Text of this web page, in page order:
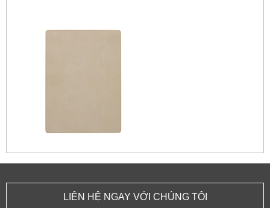
LIÊN HỆ NGAY VỚI CHÚNG TÔI